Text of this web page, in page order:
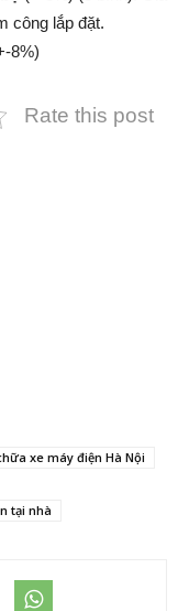
công lắp đặt.
8%​​​​​​​)
Rate this post
xe máy điện Hà Nội
tại nhà